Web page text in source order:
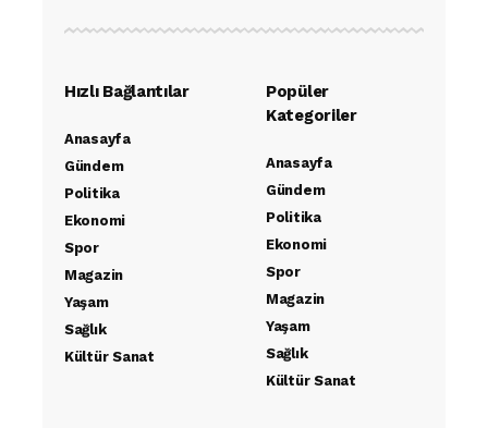
Hızlı Bağlantılar
Anasayfa
Gündem
Politika
Ekonomi
Spor
Magazin
Yaşam
Sağlık
Kültür Sanat
Popüler
Kategoriler
Anasayfa
Gündem
Politika
Ekonomi
Spor
Magazin
Yaşam
Sağlık
Kültür Sanat